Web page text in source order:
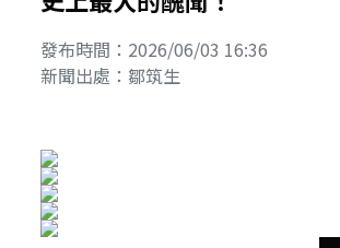
發布時間：2026/06/03 16:36
新聞出處：鄒筑生